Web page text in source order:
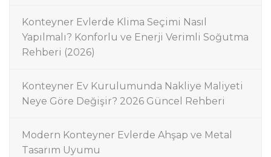
Konteyner Evlerde Klima Seçimi Nasıl
Yapılmalı? Konforlu ve Enerji Verimli Soğutma
Rehberi (2026)
Konteyner Ev Kurulumunda Nakliye Maliyeti
Neye Göre Değişir? 2026 Güncel Rehberi
Modern Konteyner Evlerde Ahşap ve Metal
Tasarım Uyumu